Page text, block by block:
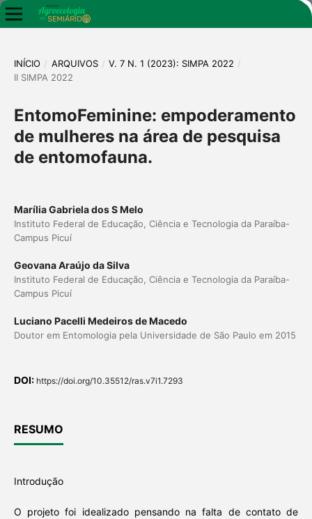
INÍCIO / ARQUIVOS / V. 7 N. 1 (2023): SIMPA 2022 /
II SIMPA 2022
EntomoFeminine: empoderamento
de mulheres na área de pesquisa
de entomofauna.
Marília Gabriela dos S Melo
Instituto Federal de Educação, Ciência e Tecnologia da Paraíba-
Campus Picuí
Geovana Araújo da Silva
Instituto Federal de Educação, Ciência e Tecnologia da Paraíba-
Campus Picuí
Luciano Pacelli Medeiros de Macedo
Doutor em Entomologia pela Universidade de São Paulo em 2015
DOI: https://doi.org/10.35512/ras.v7i1.7293
RESUMO
Introdução
O projeto foi idealizado pensando na falta de contato de